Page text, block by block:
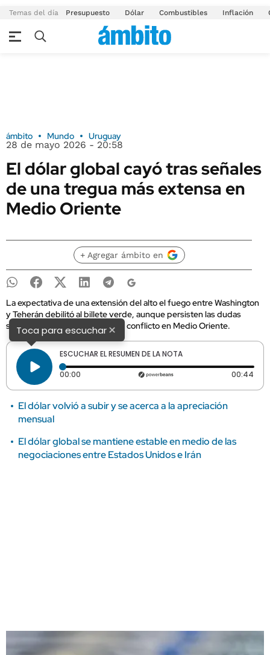
Temas del día Presupuesto Dólar Combustibles Inflación
ámbito Mundo Uruguay
28 de mayo 2026 - 20:58
El dólar global cayó tras señales
de una tregua más extensa en
Medio Oriente
+ Agregar ámbito en
La expectativa de una extensión del alto el fuego entre Washington
y Teherán debilitó al billete verde, aunque persisten las dudas
sobre la inflación y el futuro del conflicto en Medio Oriente.
Toca para escuchar×
ESCUCHAR EL RESUMEN DE LA NOTA
00:00 Tiempo transcurrido: 0 segundos 00:44
El dólar volvió a subir y se acerca a la apreciación
mensual
El dólar global se mantiene estable en medio de las
negociaciones entre Estados Unidos e Irán